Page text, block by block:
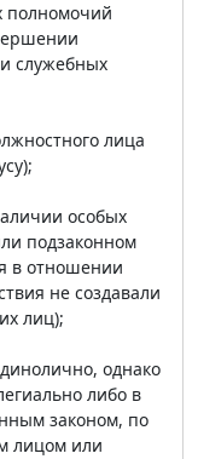
полномочий
служебных
лица
особых
подзаконном
в отношении
не создавали
лиц);
однако
либо в
законом, по
лицом или